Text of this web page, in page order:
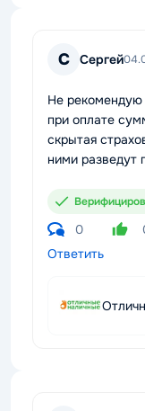
С Сергей
Не рекомендую
при оплате
скрытая
ними разведут
0
Ответить